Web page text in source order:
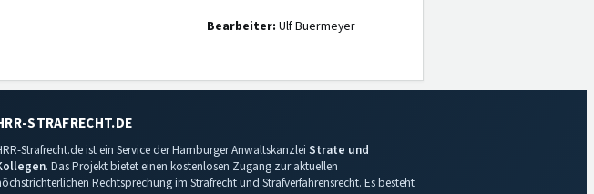
Bearbeiter: Ulf Buermeyer
STRAFRECHT.DE
Strafrecht.de ist ein Service der Hamburger Anwaltskanzlei Strate und
. Das Projekt bietet einen kostenlosen Zugang zur aktuellen
Rechtsprechung im Strafrecht und Strafverfahrensrecht. Es besteht